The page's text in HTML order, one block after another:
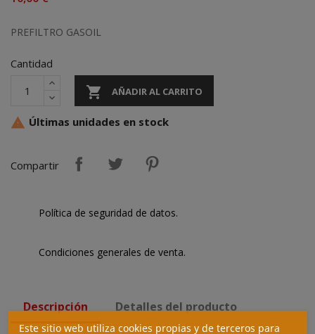
PREFILTRO GASOIL
Cantidad
 AÑADIR AL CARRITO
 Últimas unidades en stock
Compartir
Política de seguridad de datos.
Condiciones generales de venta.
Descripción Detalles del producto
Este sitio web utiliza cookies propias y de terceros para